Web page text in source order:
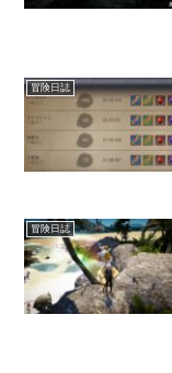
冒険日誌
冒険日誌